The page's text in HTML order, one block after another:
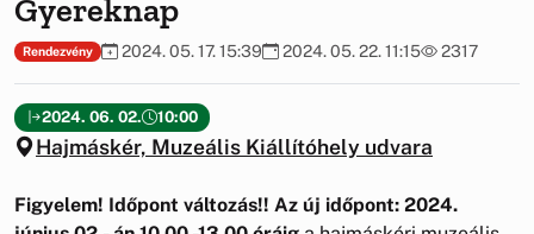
Gyereknap
Rendezvény 2024. 05. 17. 15:39 2024. 05. 22. 11:15 2317
2024. 06. 02. 10:00
Hajmáskér, Muzeális Kiállítóhely udvara
Figyelem! Időpont változás!! Az új időpont: 2024.